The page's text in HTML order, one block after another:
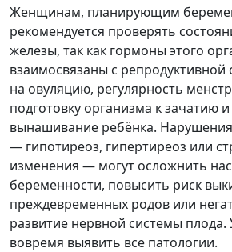
Женщинам, планирующим
рекомендуется проверять
железы, так как гормоны этого
взаимосвязаны с репродуктивной
на овуляцию, регулярность
подготовку организма к зачатию
вынашивание ребёнка.
— гипотиреоз, гипертиреоз или
изменения — могут осложнить
беременности, повысить риск
преждевременных родов или
развитие нервной системы плода.
вовремя выявить все патологии.